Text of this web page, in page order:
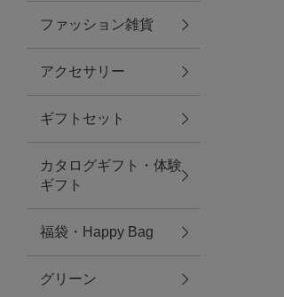
バス＆ビューティー
タオル
ウエア＆バッグ
ウエア
レイングッズ
アクセサリー
ファッション雑貨
アクセサリー
ギフトセット
カタログギフト・体験
ギフト
福袋・Happy Bag
グリーン